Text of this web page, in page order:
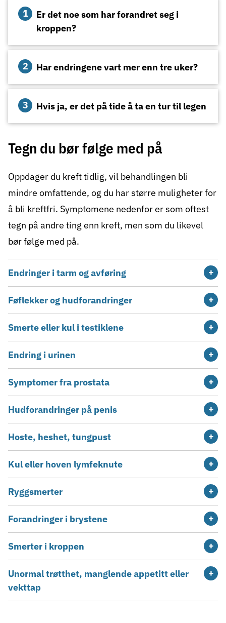
Er det noe som har forandret seg i
kroppen?
Har endringene vart mer enn tre uker?
Hvis ja, er det på tide å ta en tur til legen
Tegn du bør følge med på
Oppdager du kreft tidlig, vil behandlingen bli
mindre omfattende, og du har større muligheter for
å bli kreftfri. Symptomene nedenfor er som oftest
tegn på andre ting enn kreft, men som du likevel
bør følge med på.
Endringer i tarm og avføring
Føflekker og hudforandringer
Smerte eller kul i testiklene
Endring i urinen
Symptomer fra prostata
Hudforandringer på penis
Hoste, heshet, tungpust
Kul eller hoven lymfeknute
Ryggsmerter
Forandringer i brystene
Smerter i kroppen
Unormal trøtthet, manglende appetitt eller
vekttap